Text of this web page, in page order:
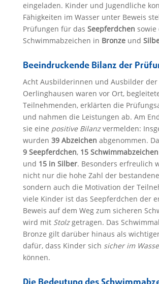
eingeladen. Kinder und Jugendliche
Fähigkeiten im Wasser unter Beweis
Prüfungen für das Seepferdchen sowie
Schwimmabzeichen in Bronzeund
Beeindruckende Bilanz der
Acht Ausbilderinnen und Ausbilder der
Oerlinghausen waren vor Ort,
Teilnehmenden, erklärten die
und nahmen die Leistungen ab. Am
sie eine positive Bilanzvermelden:
wurden 39 Abzeichen abgenommen.
9 Seepferdchen, 15
und 15 in Silber. Besonders erfreulich
nicht nur die hohe Zahl der
sondern auch die Motivation der
viele Kinder ist das Seepferdchen der
Beweis auf dem Weg zum sicheren
wird mit Stolzgetragen. Das
Bronze gilt darüber hinaus als
dafür, dass Kinder sich sicher im
können.